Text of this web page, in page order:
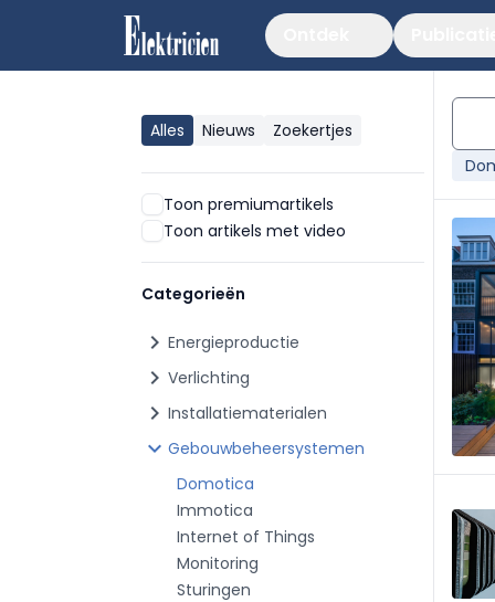
Alles Nieuws Zoekertjes
Toon premiumartikels
Toon artikels met video
Categorieën
chevron_right Energieproductie
chevron_right Verlichting
chevron_right Installatiematerialen
chevron_right Gebouwbeheersystemen
Domotica
Immotica
Internet of Things
Monitoring
Sturingen